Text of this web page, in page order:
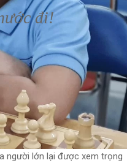
đi!
người lớn lại được xem trọng